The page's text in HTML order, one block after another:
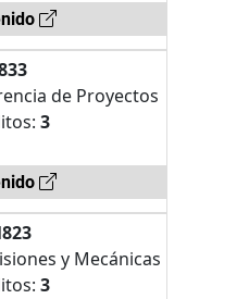
de Proyectos
3
y Mecánicas
3